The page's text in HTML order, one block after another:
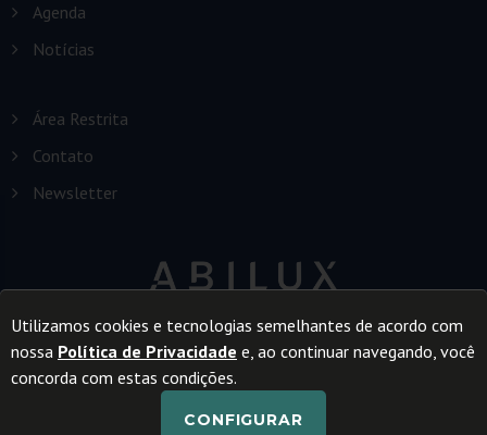
Agenda
Notícias
Área Restrita
Contato
Newsletter
Utilizamos cookies e tecnologias semelhantes de acordo com
nossa Política de Privacidade e, ao continuar navegando, você
concorda com estas condições.
CONFIGURAR